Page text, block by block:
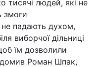
тисячі людей, які не
змоги
падають духом,
виборчої дільниці
їм дозволили
Роман Шпак,